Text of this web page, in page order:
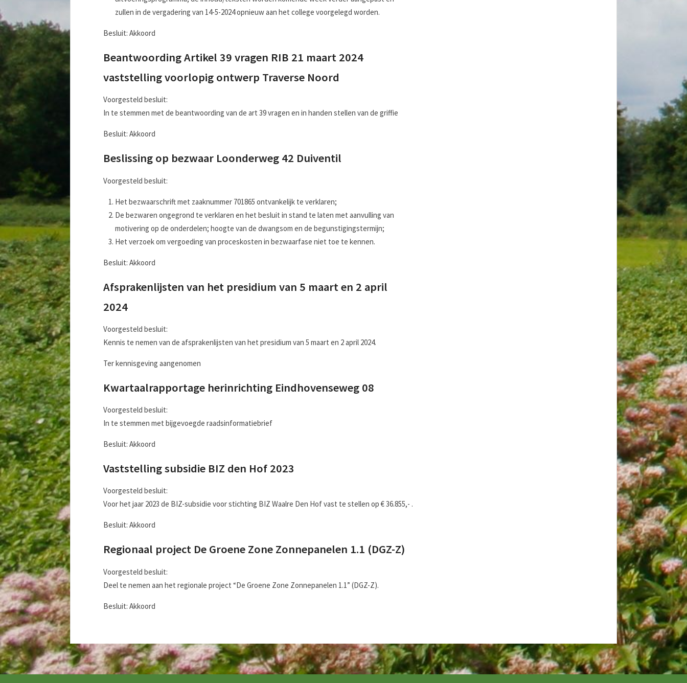
zullen in de vergadering van 14-5-2024 opnieuw aan het college voorgelegd worden.
Besluit: Akkoord
Beantwoording Artikel 39 vragen RIB 21 maart 2024
vaststelling voorlopig ontwerp Traverse Noord
Voorgesteld besluit:
In te stemmen met de beantwoording van de art 39 vragen en in handen stellen van de griffie
Besluit: Akkoord
Beslissing op bezwaar Loonderweg 42 Duiventil
Voorgesteld besluit:
Het bezwaarschrift met zaaknummer 701865 ontvankelijk te verklaren;
De bezwaren ongegrond te verklaren en het besluit in stand te laten met aanvulling van
motivering op de onderdelen; hoogte van de dwangsom en de begunstigingstermijn;
Het verzoek om vergoeding van proceskosten in bezwaarfase niet toe te kennen.
Besluit: Akkoord
Afsprakenlijsten van het presidium van 5 maart en 2 april
2024
Voorgesteld besluit:
Kennis te nemen van de afsprakenlijsten van het presidium van 5 maart en 2 april 2024.
Ter kennisgeving aangenomen
Kwartaalrapportage herinrichting Eindhovenseweg 08
Voorgesteld besluit:
In te stemmen met bijgevoegde raadsinformatiebrief
Besluit: Akkoord
Vaststelling subsidie BIZ den Hof 2023
Voorgesteld besluit:
Voor het jaar 2023 de BIZ-subsidie voor stichting BIZ Waalre Den Hof vast te stellen op € 36.855,- .
Besluit: Akkoord
Regionaal project De Groene Zone Zonnepanelen 1.1 (DGZ-Z)
Voorgesteld besluit:
Deel te nemen aan het regionale project “De Groene Zone Zonnepanelen 1.1” (DGZ-Z).
Besluit: Akkoord